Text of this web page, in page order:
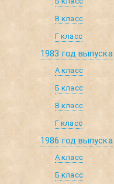
В класс
Г класс
1983 год выпуска
А класс
Б класс
В класс
Г класс
1986 год выпуска
А класс
Б класс